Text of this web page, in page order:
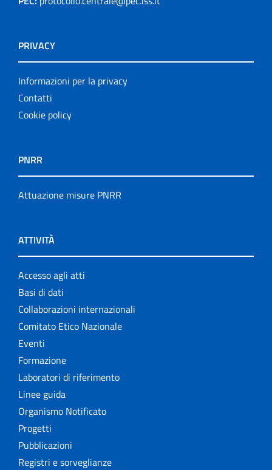
PRIVACY
Informazioni per la privacy
Contatti
Cookie policy
PNRR
Attuazione misure PNRR
ATTIVITÀ
Accesso agli atti
Basi di dati
Collaborazioni internazionali
Comitato Etico Nazionale
Eventi
Formazione
Laboratori di riferimento
Linee guida
Organismo Notificato
Progetti
Pubblicazioni
Registri e sorveglianze